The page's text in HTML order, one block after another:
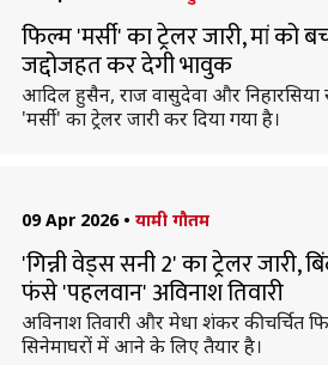
फिल्म 'मर्सी' का ट्रेलर जारी, मां को
जद्दोजहत कर देगी भावुक
आदिल हुसैन, राज वासुदेवा और निहारसिया
'मर्सी' का ट्रेलर जारी कर दिया गया है।
09 Apr 2026 • यामी गौतम
'गिन्नी वेड्स सनी 2' का ट्रेलर जारी,
फंसे 'पहलवान' अविनाश तिवारी
अविनाश तिवारी और मेधा शंकर की चर्चित
सिनेमाघरों में आने के लिए तैयार है।